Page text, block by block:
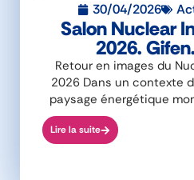
30/04/2026
Salon Nuclear
2026.
Retour en images du
2026 Dans un contexte
paysage énergétique
Lire la suite